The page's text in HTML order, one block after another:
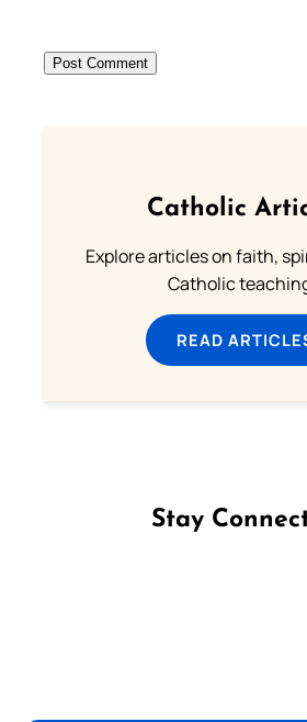
Catholic
Explore articles on faith,
Catholic
READ
Stay